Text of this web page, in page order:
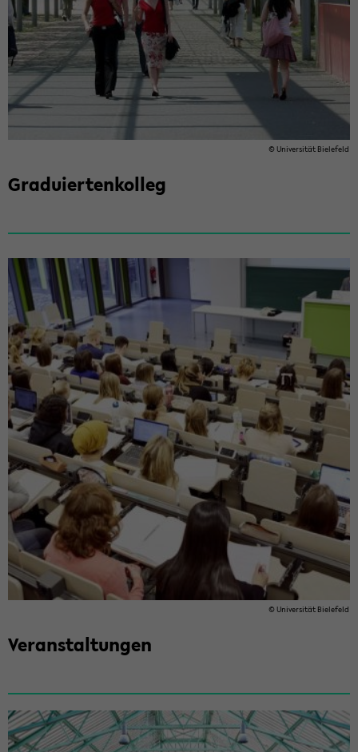
© Uni­ver­si­tät Bie­le­feld
Gra­du­ier­ten­kol­leg
© Uni­ver­si­tät Bie­le­feld
Ver­an­stal­tun­gen